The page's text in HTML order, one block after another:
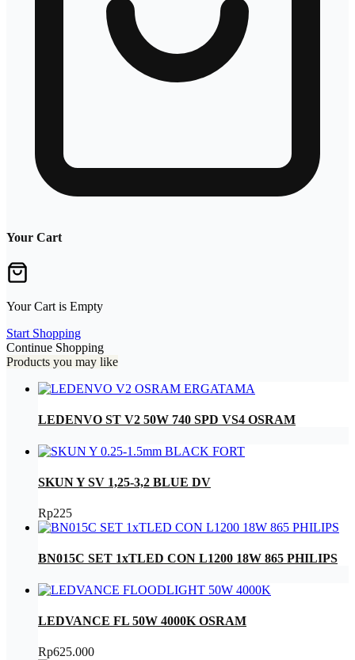
Your Cart
Your Cart is Empty
Start Shopping
Continue Shopping
Products you may like
LEDENVO ST V2 50W 740 SPD VS4 OSRAM
SKUN Y SV 1,25-3,2 BLUE DV
Rp225
BN015C SET 1xTLED CON L1200 18W 865 PHILIPS
LEDVANCE FL 50W 4000K OSRAM
Rp625.000